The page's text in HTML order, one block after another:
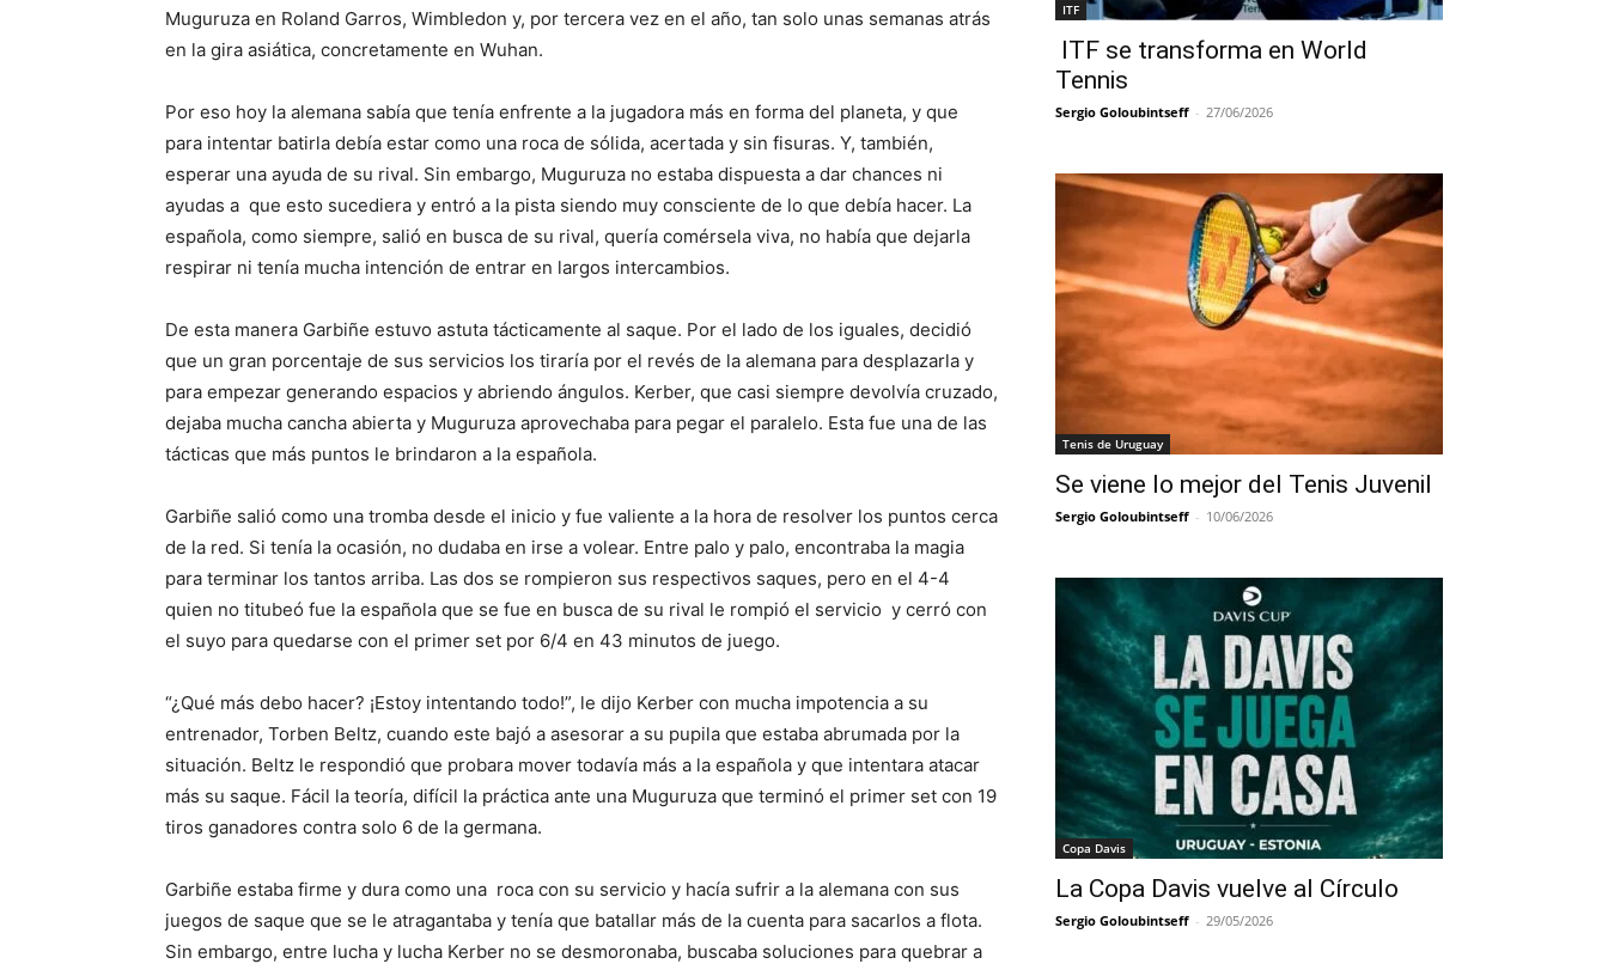
Muguruza en Roland Garros, Wimbledon y, por tercera vez en el año, tan solo unas semanas atrás
en la gira asiática, concretamente en Wuhan.
Por eso hoy la alemana sabía que tenía enfrente a la jugadora más en forma del planeta, y que
para intentar batirla debía estar como una roca de sólida, acertada y sin fisuras. Y, también,
esperar una ayuda de su rival. Sin embargo, Muguruza no estaba dispuesta a dar chances ni
ayudas a que esto sucediera y entró a la pista siendo muy consciente de lo que debía hacer. La
española, como siempre, salió en busca de su rival, quería comérsela viva, no había que dejarla
respirar ni tenía mucha intención de entrar en largos intercambios.
De esta manera Garbiñe estuvo astuta tácticamente al saque. Por el lado de los iguales, decidió
que un gran porcentaje de sus servicios los tiraría por el revés de la alemana para desplazarla y
para empezar generando espacios y abriendo ángulos. Kerber, que casi siempre devolvía cruzado,
dejaba mucha cancha abierta y Muguruza aprovechaba para pegar el paralelo. Esta fue una de las
tácticas que más puntos le brindaron a la española.
Garbiñe salió como una tromba desde el inicio y fue valiente a la hora de resolver los puntos cerca
de la red. Si tenía la ocasión, no dudaba en irse a volear. Entre palo y palo, encontraba la magia
para terminar los tantos arriba. Las dos se rompieron sus respectivos saques, pero en el 4-4
quien no titubeó fue la española que se fue en busca de su rival le rompió el servicio y cerró con
el suyo para quedarse con el primer set por 6/4 en 43 minutos de juego.
“¿Qué más debo hacer? ¡Estoy intentando todo!”, le dijo Kerber con mucha impotencia a su
entrenador, Torben Beltz, cuando este bajó a asesorar a su pupila que estaba abrumada por la
situación. Beltz le respondió que probara mover todavía más a la española y que intentara atacar
más su saque. Fácil la teoría, difícil la práctica ante una Muguruza que terminó el primer set con 19
tiros ganadores contra solo 6 de la germana.
Garbiñe estaba firme y dura como una roca con su servicio y hacía sufrir a la alemana con sus
juegos de saque que se le atragantaba y tenía que batallar más de la cuenta para sacarlos a flota.
Sin embargo, entre lucha y lucha Kerber no se desmoronaba, buscaba soluciones para quebrar a
ITF
ITF se transforma en World
Tennis
Sergio Goloubintseff - 27/06/2026
Tenis de Uruguay
Se viene lo mejor del Tenis Juvenil
Sergio Goloubintseff - 10/06/2026
Copa Davis
La Copa Davis vuelve al Círculo
Sergio Goloubintseff - 29/05/2026